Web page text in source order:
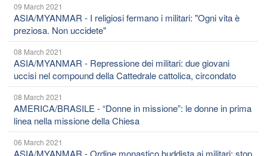
09 March 2021
ASIA/MYANMAR - I religiosi fermano i militari: "Ogni vita è
preziosa. Non uccidete"
08 March 2021
ASIA/MYANMAR - Repressione dei militari: due giovani
uccisi nel compound della Cattedrale cattolica, circondato
08 March 2021
AMERICA/BRASILE - “Donne in missione”: le donne in prima
linea nella missione della Chiesa
06 March 2021
ASIA/MYANMAR - Ordine monastico buddista ai militari: stop